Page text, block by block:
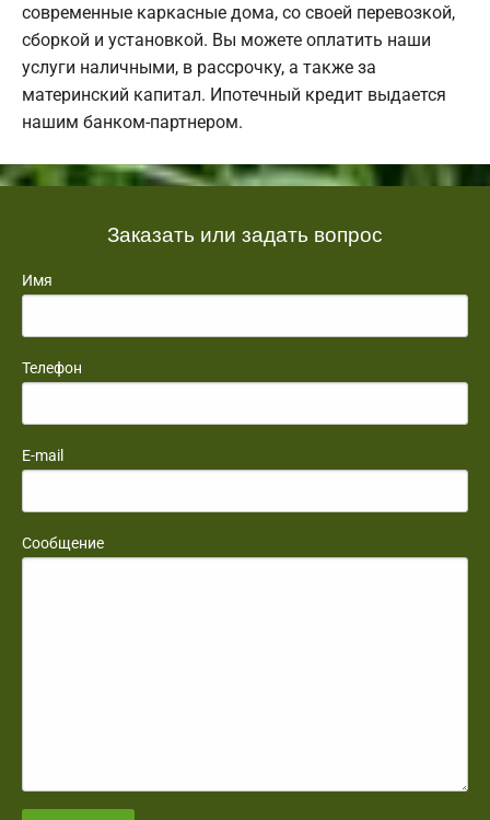
современные каркасные дома, со своей перевозкой,
сборкой и установкой. Вы можете оплатить наши
услуги наличными, в рассрочку, а также за
материнский капитал. Ипотечный кредит выдается
нашим банком-партнером.
Заказать или задать вопрос
Имя
Телефон
E-mail
Сообщение